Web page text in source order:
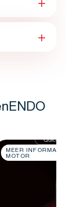
MEER
MOTOR